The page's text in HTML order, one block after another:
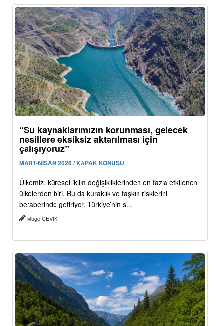
“Su kaynaklarımızın korunması, gelecek
nesillere eksiksiz aktarılması için
çalışıyoruz”
MART-NİSAN 2026 / KAPAK KONUSU
Ülkemiz, küresel iklim değişikliklerinden en fazla etkilenen
ülkelerden biri. Bu da kuraklık ve taşkın risklerini
beraberinde getiriyor. Türkiye’nin s...
Müge ÇEVİK